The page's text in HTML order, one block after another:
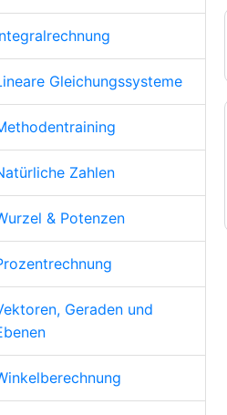
Gleichungssysteme
Zahlen
& Potenzen
Geraden und